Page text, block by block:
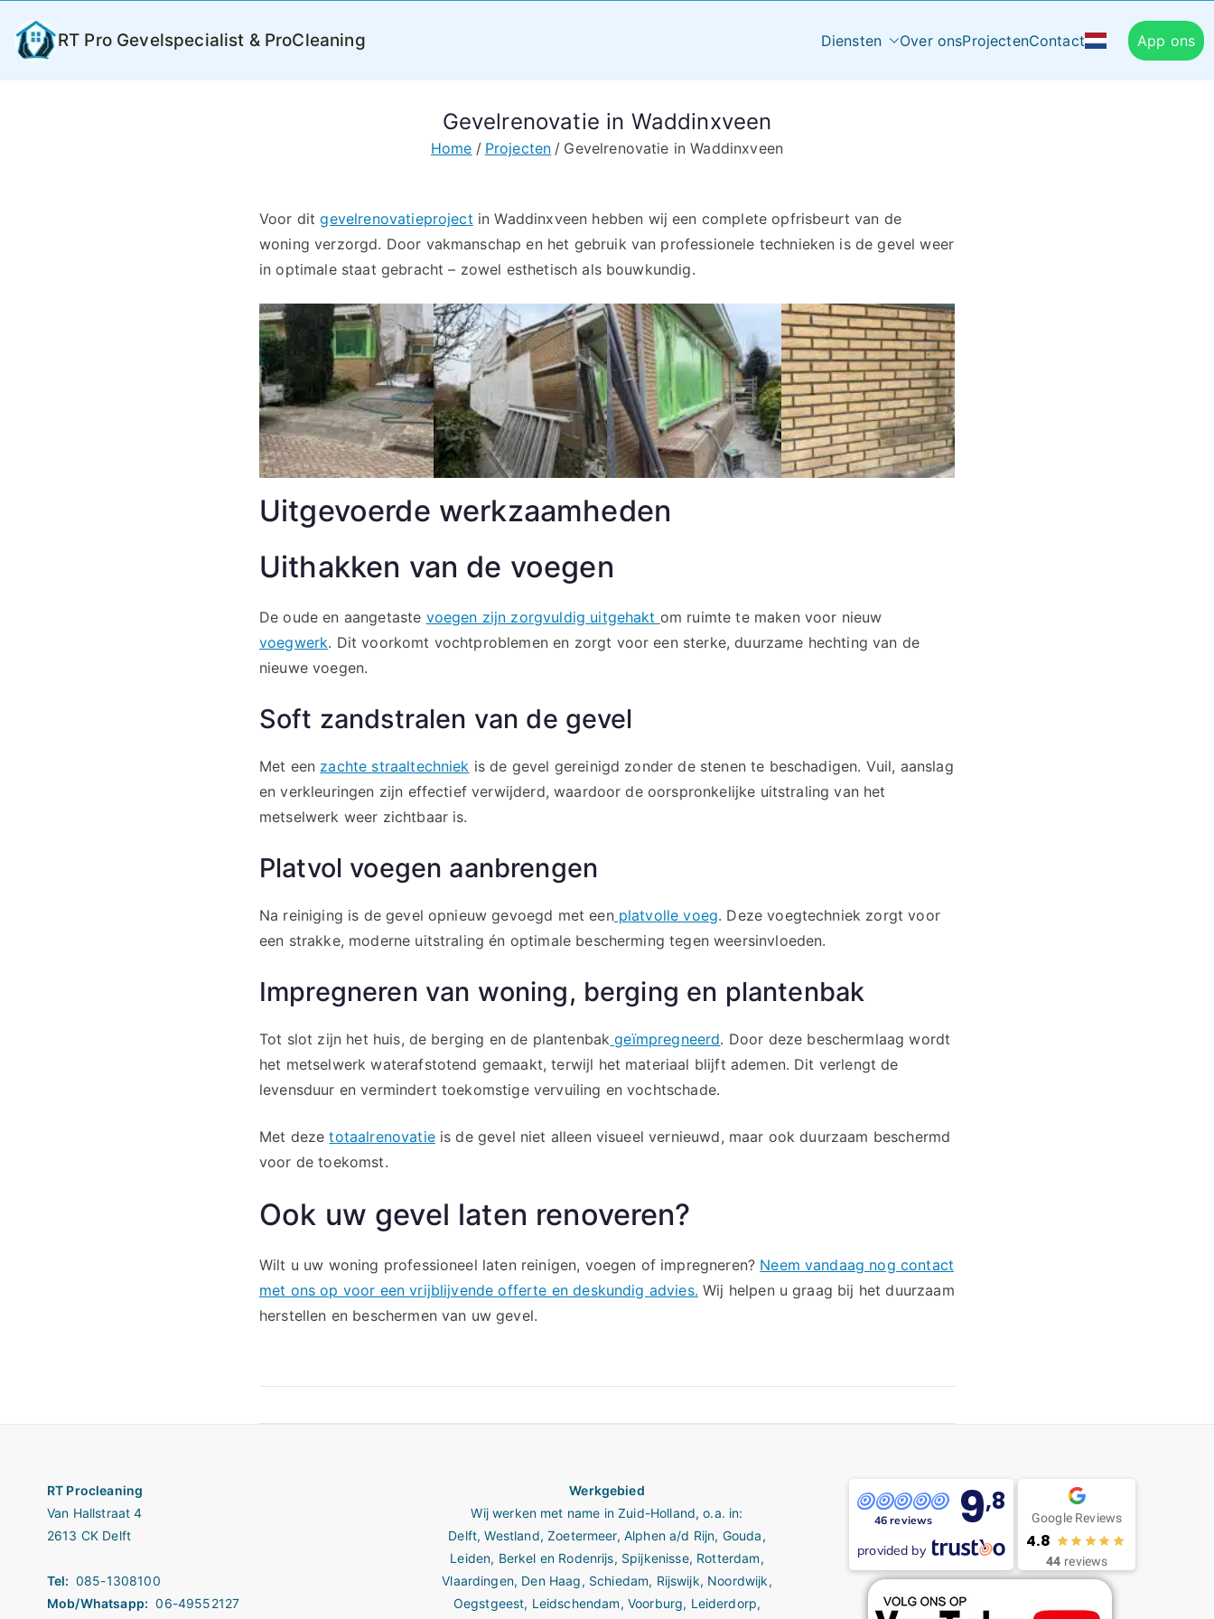
naar
RT Pro Gevelspecialist & ProCleaning Diensten Over onsProjectenContact App ons
Gevelrenovatie in Waddinxveen
Home Projecten Gevelrenovatie in Waddinxveen
Voor ditgevelrenovatieproject in Waddinxveen hebben wij een complete opfrisbeurt van de
woning verzorgd. Door vakmanschap en het gebruik van professionele technieken is de gevel weer
in optimale staat gebracht – zowel esthetisch als bouwkundig.
Uitgevoerde werkzaamheden
Uithakken van de voegen
De oude en aangetaste voegen zijn zorgvuldig uitgehakt om ruimte te maken voor nieuw
voegwerk. Dit voorkomt vochtproblemen en zorgt voor een sterke, duurzame hechting van de
nieuwe voegen.
Soft zandstralen van de gevel
Met een zachte straaltechniek is de gevel gereinigd zonder de stenen te beschadigen. Vuil, aanslag
en verkleuringen zijn effectief verwijderd, waardoor de oorspronkelijke uitstraling van het
metselwerk weer zichtbaar is.
Platvol voegen aanbrengen
Na reiniging is de gevel opnieuw gevoegd met eenplatvolle voeg. Deze voegtechniek zorgt voor
een strakke, moderne uitstraling én optimale bescherming tegen weersinvloeden.
Impregneren van woning, berging en plantenbak
Tot slot zijn het huis, de berging en de plantenbak geïmpregneerd. Door deze beschermlaag wordt
het metselwerk waterafstotend gemaakt, terwijl het materiaal blijft ademen. Dit verlengt de
levensduur en vermindert toekomstige vervuiling en vochtschade.
Met dezetotaalrenovatieis de gevel niet alleen visueel vernieuwd, maar ook duurzaam beschermd
voor de toekomst.
Ook uw gevel laten renoveren?
Wilt u uw woning professioneel laten reinigen, voegen of impregneren? Neem vandaag nog contact
met ons op voor een vrijblijvende offerte en deskundig advies. Wij helpen u graag bij het duurzaam
herstellen en beschermen van uw gevel.
Bericht
RT Procleaning
Van Hallstraat 4
2613 CK Delft
Tel: 085-1308100
Mob/Whatsapp: 06-49552127
Werkgebied
Wij werken met name inZuid-Holland, o.a. in:
Delft,Westland,Zoetermeer, Alphen a/d Rijn, Gouda,
Leiden, Berkel en Rodenrijs, Spijkenisse, Rotterdam,
Vlaardingen, Den Haag, Schiedam, Rijswijk, Noordwijk,
Oegstgeest, Leidschendam, Voorburg, Leiderdorp,
46 reviews 9,8
provided by
Google Reviews
4.8
44 reviews